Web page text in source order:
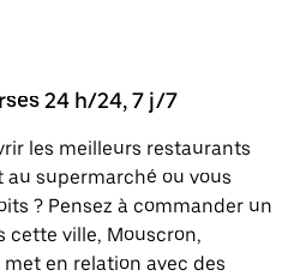
24 h/24, 7 j/7
les meilleurs restaurants
au supermarché ou vous
? Pensez à commander un
cette ville, Mouscron,
en relation avec des